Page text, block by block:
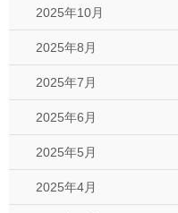
2025年10月
2025年8月
2025年7月
2025年6月
2025年5月
2025年4月